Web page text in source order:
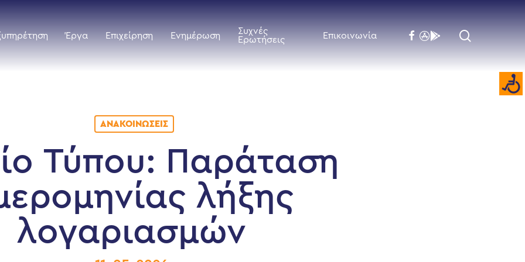
Έργα Επιχείρηση Ενημέρωση
Συχνές
Ερωτήσεις
Επικοινωνία facebook
flickrbehance
ΑΝΑΚΟΙΝΏΣΕΙΣ
Τύπου: Παράταση
λήξης
λογαριασμών